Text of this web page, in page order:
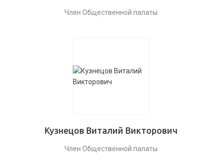
Член Общественной палаты
Кузнецов Виталий Викторович
Член Общественной палаты